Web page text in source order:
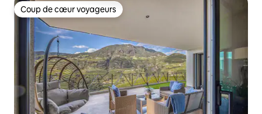
Coup de cœur voyageurs
Coup de cœur voyageurs